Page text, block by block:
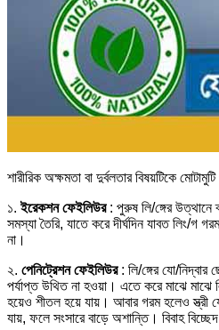
শারীরিক অক্ষমতা বা দুর্বলতার বিষয়টিকে
১.ইরেকশন ফেইলিউর: পুরুষ লি/ঙ্গের উত্থানে
সমস্যা তৈরি, যাতে করে দীর্ঘদিন যাবত লিং/গ
না।
২. পেনিট্রেশন ফেইলিউর: লি/ঙ্গের যো/নিদ্বার
পর্যাপ্ত উথিত না হওয়া। এতে করে মাঝে
হয়েও শীতল হয়ে যায়। আবার গরম হলেও স্ত্রী
যায়, ফলে সংসারে বাড়ে অশান্তি। বিবাহ